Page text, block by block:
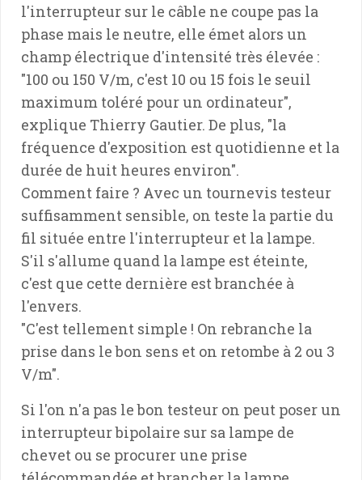
l'interrupteur sur le câble ne coupe pas la
phase mais le neutre, elle émet alors un
champ électrique d'intensité très élevée :
"100 ou 150 V/m, c'est 10 ou 15 fois le seuil
maximum toléré pour un ordinateur",
explique Thierry Gautier. De plus, "la
fréquence d'exposition est quotidienne et la
durée de huit heures environ".
Comment faire ? Avec un tournevis testeur
suffisamment sensible, on teste la partie du
fil située entre l'interrupteur et la lampe.
S'il s'allume quand la lampe est éteinte,
c'est que cette dernière est branchée à
l'envers.
"C'est tellement simple ! On rebranche la
prise dans le bon sens et on retombe à 2 ou 3
V/m".
Si l'on n'a pas le bon testeur on peut poser un
interrupteur bipolaire sur sa lampe de
chevet ou se procurer une prise